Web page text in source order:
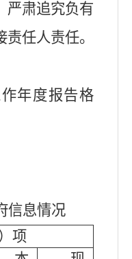
严肃追究负有
任人责任。
年度报告格
信息情况
项